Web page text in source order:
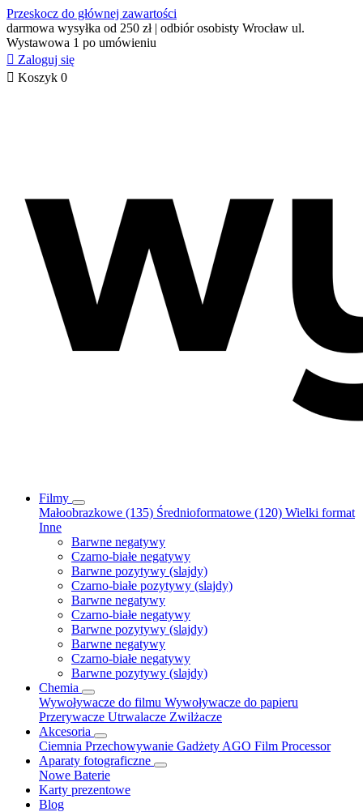
Przeskocz do głównej zawartości
darmowa wysyłka od 250 zł | odbiór osobisty Wrocław ul.
Wystawowa 1 po umówieniu
 Zaloguj się
 Koszyk 0
Filmy
Małoobrazkowe (135) Średnioformatowe (120) Wielki format
Inne
Barwne negatywy
Czarno-białe negatywy
Barwne pozytywy (slajdy)
Czarno-białe pozytywy (slajdy)
Barwne negatywy
Czarno-białe negatywy
Barwne pozytywy (slajdy)
Barwne negatywy
Czarno-białe negatywy
Barwne pozytywy (slajdy)
Chemia
Wywoływacze do filmu Wywoływacze do papieru
Przerywacze Utrwalacze Zwilżacze
Akcesoria
Ciemnia Przechowywanie Gadżety AGO Film Processor
Aparaty fotograficzne
Nowe Baterie
Karty prezentowe
Blog